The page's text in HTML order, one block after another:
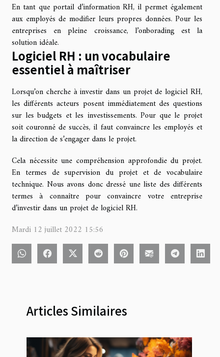
En tant que portail d’information RH, il permet également
aux employés de modifier leurs propres données. Pour les
entreprises en pleine croissance, l’onborading est la
solution idéale.
Logiciel RH : un vocabulaire
essentiel à maîtriser
Lorsqu’on cherche à investir dans un projet de logiciel RH,
les différents acteurs posent immédiatement des questions
sur les budgets et les investissements. Pour que le projet
soit couronné de succès, il faut convaincre les employés et
la direction de s’engager dans le projet.
Cela nécessite une compréhension approfondie du projet.
En termes de supervision du projet et de vocabulaire
technique. Nous avons donc dressé une liste des différents
termes à connaître pour convaincre votre entreprise
d’investir dans un projet de logiciel RH.
Mardi 12 juillet 2022 15:56
Articles Similaires